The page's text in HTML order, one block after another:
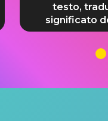
testo,
significato